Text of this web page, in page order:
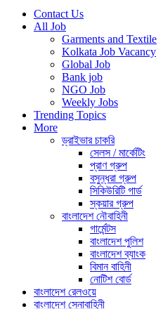
Contact Us
All Job
Garments and Textile
Kolkata Job Vacancy
Global Job
Bank job
NGO Job
Weekly Jobs
Trending Topics
More
ড্রাইভার চাকরি
সেলস / মার্কেটিং
প্রাণ গ্রুপ
বসুন্ধরা গ্রুপ
সিকিউরিটি গার্ড
স্কয়ার গ্রুপ
বাংলাদেশ নৌবাহিনী
গার্মেন্টস
বাংলাদেশ পুলিশ
বাংলাদেশ ব্যাংক
বিমান বাহিনী
নোটিশ বোর্ড
বাংলাদেশ রেলওয়ে
বাংলাদেশ সেনাবাহিনী